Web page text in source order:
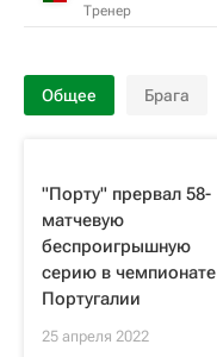
Тренер
Общее Брага
"Порту" прервал 58-
матчевую
беспроигрышную
серию в чемпионате
Португалии
25 апреля 2022